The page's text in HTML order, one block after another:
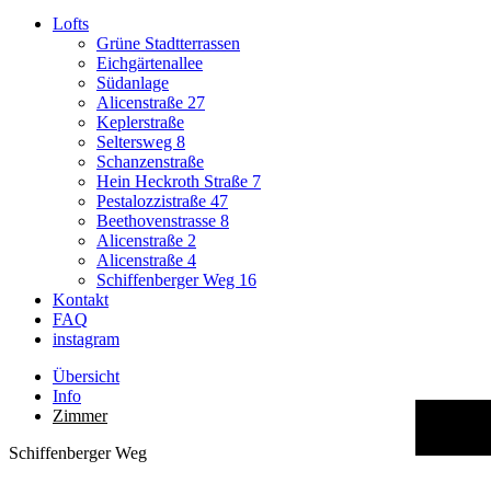
Lofts
Grüne Stadtterrassen
Eichgärtenallee
Südanlage
Alicenstraße 27
Keplerstraße
Seltersweg 8
Schanzenstraße
Hein Heckroth Straße 7
Pestalozzistraße 47
Beethovenstrasse 8
Alicenstraße 2
Alicenstraße 4
Schiffenberger Weg 16
Kontakt
FAQ
instagram
Übersicht
Info
Zimmer
Schiffenberger Weg